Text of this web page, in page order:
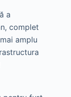
a
complet
amplu